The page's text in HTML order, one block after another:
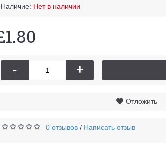
Наличие: Нет в наличии
- +
Отложить
0 отзывов / Написать отзыв